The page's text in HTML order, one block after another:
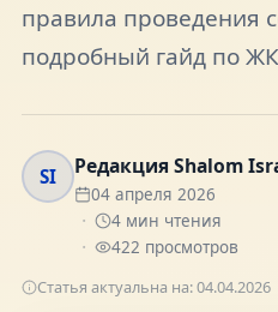
FAQ
Контакты
правила проведения
подробный гайд по
SI Редакция Shalom
04 апреля 2026
4мин чтения
422 просмотров
Статья актуальна на:04.04.2026